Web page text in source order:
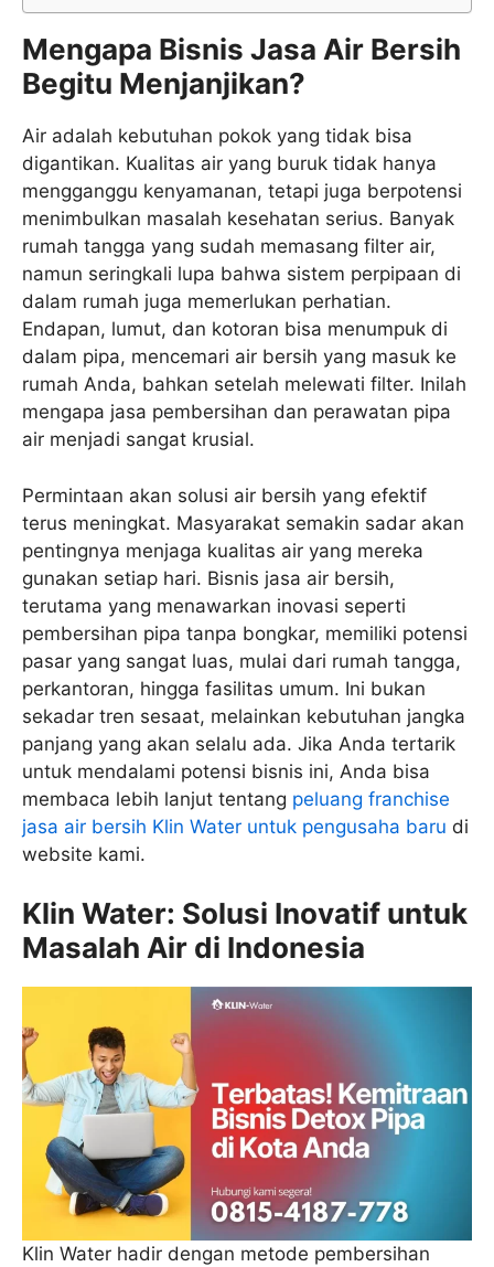
Mengapa Bisnis Jasa Air Bersih
Begitu Menjanjikan?
Air adalah kebutuhan pokok yang tidak bisa
digantikan. Kualitas air yang buruk tidak hanya
mengganggu kenyamanan, tetapi juga berpotensi
menimbulkan masalah kesehatan serius. Banyak
rumah tangga yang sudah memasang filter air,
namun seringkali lupa bahwa sistem perpipaan di
dalam rumah juga memerlukan perhatian.
Endapan, lumut, dan kotoran bisa menumpuk di
dalam pipa, mencemari air bersih yang masuk ke
rumah Anda, bahkan setelah melewati filter. Inilah
mengapa jasa pembersihan dan perawatan pipa
air menjadi sangat krusial.
Permintaan akan solusi air bersih yang efektif
terus meningkat. Masyarakat semakin sadar akan
pentingnya menjaga kualitas air yang mereka
gunakan setiap hari. Bisnis jasa air bersih,
terutama yang menawarkan inovasi seperti
pembersihan pipa tanpa bongkar, memiliki potensi
pasar yang sangat luas, mulai dari rumah tangga,
perkantoran, hingga fasilitas umum. Ini bukan
sekadar tren sesaat, melainkan kebutuhan jangka
panjang yang akan selalu ada. Jika Anda tertarik
untuk mendalami potensi bisnis ini, Anda bisa
membaca lebih lanjut tentang peluang franchise
jasa air bersih Klin Water untuk pengusaha baru di
website kami.
Klin Water: Solusi Inovatif untuk
Masalah Air di Indonesia
Klin Water hadir dengan metode pembersihan